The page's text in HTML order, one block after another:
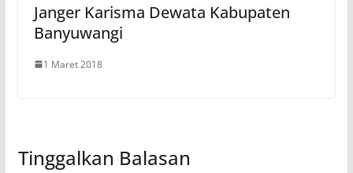
Janger Karisma Dewata Kabupaten
Banyuwangi
1 Maret 2018
Tinggalkan Balasan